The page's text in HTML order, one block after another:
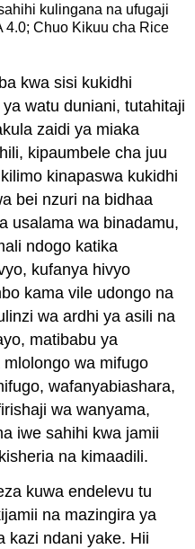
kulingana na ufugaji
4.0; Chuo Kikuu cha Rice
kwa sisi kukidhi
watu duniani, tutahitaji
zaidi ya miaka
kipaumbele cha juu
kinapaswa kukidhi
bei nzuri na bidhaa
usalama wa binadamu,
ndogo katika
kufanya hivyo
kama vile udongo na
wa ardhi ya asili na
matibabu ya
wa mifugo
wafanyabiashara,
wa wanyama,
iwe sahihi kwa jamii
na kimaadili.
kuwa endelevu tu
na mazingira ya
kazi ndani yake. Hii